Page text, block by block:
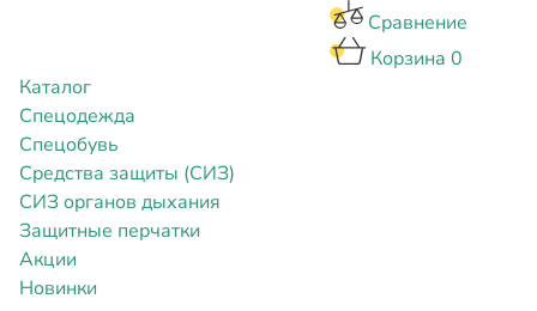
Сравнение
Корзина 0
Каталог
Спецодежда
Спецобувь
Средства защиты (СИЗ)
СИЗ органов дыхания
Защитные перчатки
Акции
Новинки